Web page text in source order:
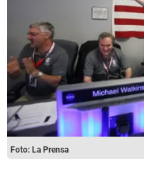
Foto: La Prensa